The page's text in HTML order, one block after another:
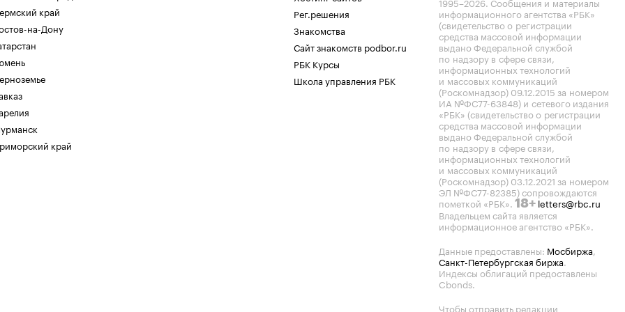
край
на-Дону
край
Рег.решения
Знакомства
Сайт знакомств podbor.ru
РБК Курсы
Школа управления РБК
информационного агентства «РБК»
(свидетельство о регистрации
средства массовой информации
выдано Федеральной службой
по надзору в сфере связи,
информационных технологий
и массовых коммуникаций
(Роскомнадзор) 09.12.2015 за номером
ИА №ФС77-63848) и сетевого издания
«РБК» (свидетельство о регистрации
средства массовой информации
выдано Федеральной службой
по надзору в сфере связи,
информационных технологий
и массовых коммуникаций
(Роскомнадзор) 03.12.2021 за номером
ЭЛ №ФС77-82385) сопровождаются
пометкой «РБК». 18+ letters@rbc.ru
Владельцем сайта является
информационное агентство «РБК».
Данные предоставлены: Мосбиржа,
Санкт-Петербургская биржа.
Индексы облигаций предоставлены
Cbonds.
Чтобы отправить редакции